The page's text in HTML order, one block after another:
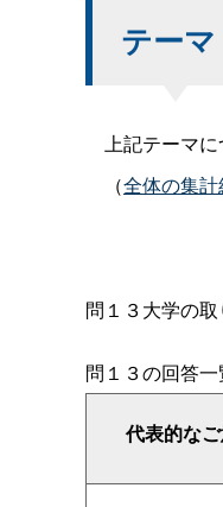
テー
上記テーマに
（全体の集
問１３大学の
問１３の回答一
代表的な